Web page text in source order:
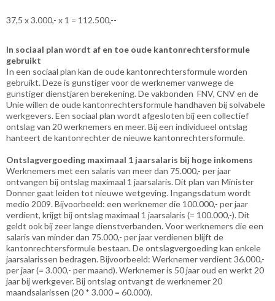
37,5 x 3.000,- x 1 = 112.500,--
In sociaal plan wordt af en toe oude kantonrechtersformule
gebruikt
In een sociaal plan kan de oude kantonrechtersformule worden
gebruikt. Deze is gunstiger voor de werknemer vanwege de
gunstiger dienstjaren berekening. De vakbonden FNV, CNV en de
Unie willen de oude kantonrechtersformule handhaven bij solvabele
werkgevers. Een sociaal plan wordt afgesloten bij een collectief
ontslag van 20 werknemers en meer. Bij een individueel ontslag
hanteert de kantonrechter de nieuwe kantonrechtersformule.
Ontslagvergoeding maximaal 1 jaarsalaris bij hoge inkomens
Werknemers met een salaris van meer dan 75.000,- per jaar
ontvangen bij ontslag maximaal 1 jaarsalaris. Dit plan van Minister
Donner gaat leiden tot nieuwe wetgeving. Ingangsdatum wordt
medio 2009. Bijvoorbeeld: een werknemer die 100.000,- per jaar
verdient, krijgt bij ontslag maximaal 1 jaarsalaris (= 100.000,-). Dit
geldt ook bij zeer lange dienstverbanden. Voor werknemers die een
salaris van minder dan 75.000,- per jaar verdienen blijft de
kantonrechtersformule bestaan. De ontslagvergoeding kan enkele
jaarsalarissen bedragen. Bijvoorbeeld: Werknemer verdient 36.000,-
per jaar (= 3.000,- per maand). Werknemer is 50 jaar oud en werkt 20
jaar bij werkgever. Bij ontslag ontvangt de werknemer 20
maandsalarissen (20 * 3.000 = 60.000).